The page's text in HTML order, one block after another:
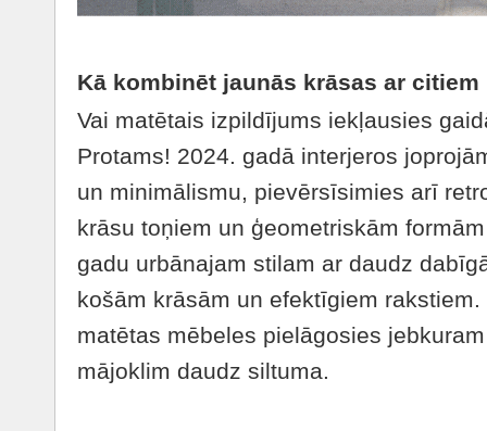
Kā kombinēt jaunās krāsas ar citiem
Vai matētais izpildījums iekļausies
Protams! 2024. gadā interjeros
un minimālismu, pievērsīsimies arī
krāsu toņiem un ģeometriskām
gadu urbānajam stilam ar daudz
košām krāsām un efektīgiem
matētas mēbeles pielāgosies
mājoklim daudz siltuma.